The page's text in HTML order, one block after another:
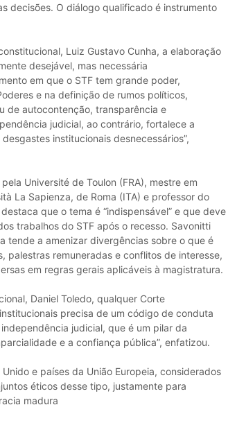
decisões. O diálogo qualificado é instrumento
Luiz Gustavo Cunha, a elaboração
desejável, mas necessária
em que o STF tem grande poder,
e na definição de rumos políticos,
de autocontenção, transparência e
judicial, ao contrário, fortalece a
institucionais desnecessários”,
Université de Toulon (FRA), mestre em
La Sapienza, de Roma (ITA) e professor do
que o tema é “indispensável” e que deve
trabalhos do STF após o recesso. Savonitti
tende a amenizar divergências sobre o que é
palestras remuneradas e conflitos de interesse,
em regras gerais aplicáveis à magistratura.
Daniel Toledo, qualquer Corte
precisa de um código de conduta
judicial, que é um pilar da
e a confiança pública”, enfatizou.
e países da União Europeia, considerados
éticos desse tipo, justamente para
madura